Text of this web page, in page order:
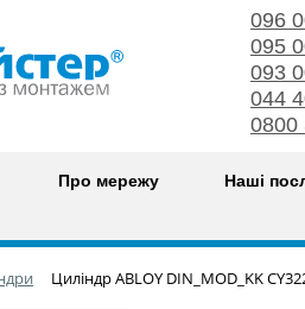
096
095
093
044
0800
Про мережу Наші
Циліндр ABLOY DIN_MOD_KK